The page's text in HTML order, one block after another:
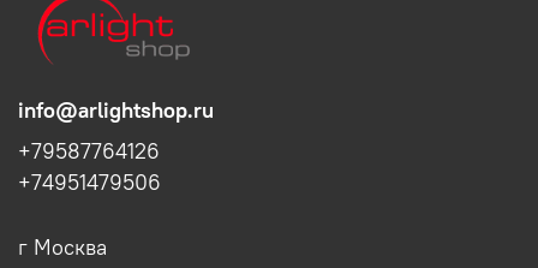
info@arlightshop.ru
+79587764126
+74951479506
г Москва